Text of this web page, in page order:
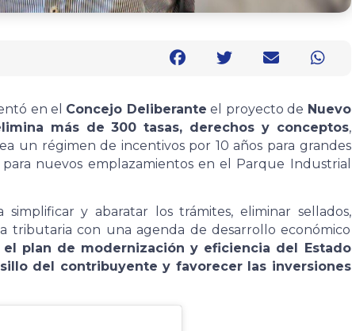
en el Concejo Deliberante el proyecto de Nuevo
más de 300 tasas, derechos y conceptos,
un régimen de incentivos por 10 años para grandes
nuevos emplazamientos en el Parque Industrial
simplificar y abaratar los trámites, eliminar sellados,
tributaria con una agenda de desarrollo económico
el plan de modernización y eficiencia del Estado
del contribuyente y favorecer las inversiones